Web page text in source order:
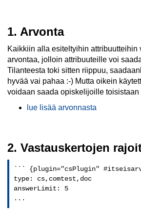
1. Arvonta
Kaikkiin alla esiteltyihin attribuutteihin
arvontaa, jolloin attribuuteille voi
Tilanteesta toki sitten riippuu,
hyvää vai pahaa :-) Mutta oikein
voidaan saada opiskelijoille toisistaan
lue lisää arvonnasta
2. Vastauskertojen
``` {plugin="csPlugin"
type: cs,comtest,doc
answerLimit: 5
...